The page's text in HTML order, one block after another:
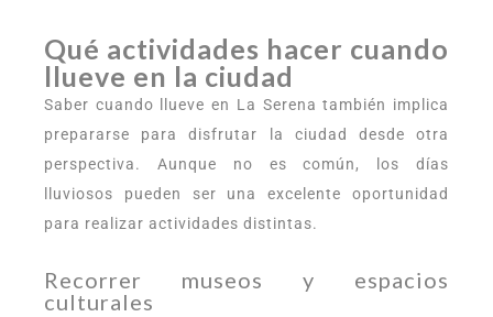
Qué actividades hacer cuando
llueve en la ciudad
Saber cuando llueve en La Serena también implica
prepararse para disfrutar la ciudad desde otra
perspectiva. Aunque no es común, los días
lluviosos pueden ser una excelente oportunidad
para realizar actividades distintas.
Recorrer museos y espacios
culturales